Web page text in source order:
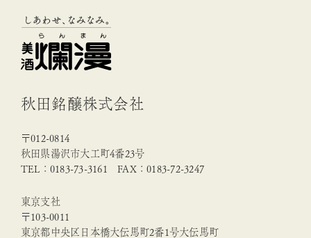
秋田銘醸株式会社
〒012-0814
秋田県湯沢市大工町4番23号
TEL：0183-73-3161 FAX：0183-72-3247
東京支社
〒103-0011
東京都中央区日本橋大伝馬町2番1号大伝馬町